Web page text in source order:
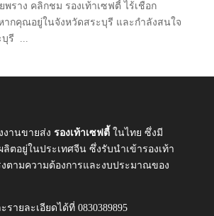
พราง คลิกชม รองเท้าเซฟตี้ ไร้เชือก
ากคุณอยู่ในจังหวัดสระบุรี และกำลังสนใจ
บุรี ...
งานขายส่ง รองเท้าเซฟตี้ ในไทย ซึ่งมี
ลิตอยู่ในประเทศจีน ซึ่งรับนำเข้ารองเท้า
ตามความต้องการและงบประมาณของ
ายละเอียดได้ที่ 0830389895